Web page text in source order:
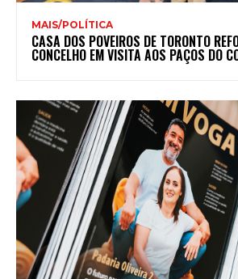
MAIS/POLÍTICA
CASA DOS POVEIROS DE TORONTO
CONCELHO EM VISITA AOS PAÇOS DO